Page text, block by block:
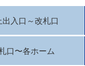
出入口～改札口
口〜各ホーム